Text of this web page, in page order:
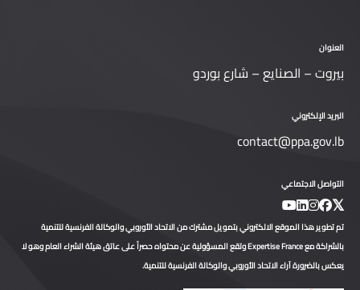
العنوان
بيروت – الصنايع – شارع بوردو
البريد الإلكتروني
contact@ppa.gov.lb
التواصل الاجتماعي
تم تطوير هذا الموقع الالكتروني بتمويل مشترك من الاتحاد الأوروبي والوكالة الفرنسية للتنمية
بالشراكة مع Expertise France وتقع المسؤولية عن محتواه حصراً على عاتق هيئة الشراء العام وهو لا
يعكس بالضرورة آراء الاتحاد الأوروبي والوكالة الفرنسية للتنمية.